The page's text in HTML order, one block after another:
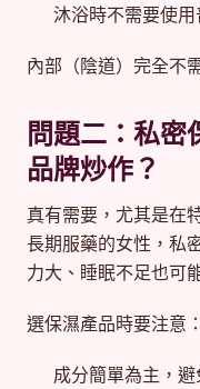
沐浴時不需要使
內部（陰道）完全不
問題二：私密
品牌炒作？
真有需要，尤其是在
長期服藥的女性，私
力大、睡眠不足也可
選保濕產品時要注意：
成分簡單為主，